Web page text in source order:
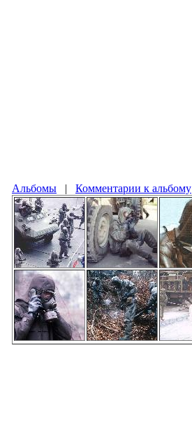
Альбомы | Комментарии к альбому